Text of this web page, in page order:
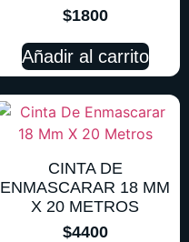
$1800
Añadir al carrito
CINTA DE
ENMASCARAR 18 MM
X 20 METROS
$4400